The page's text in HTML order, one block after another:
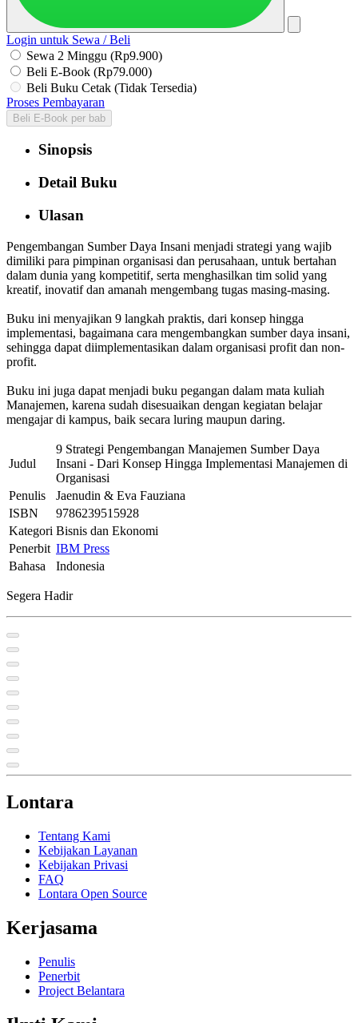
Login untuk Sewa / Beli
Sewa 2 Minggu (Rp9.900)
Beli E-Book (Rp79.000)
Beli Buku Cetak (Tidak Tersedia)
Proses Pembayaran
Beli E-Book per bab
Sinopsis
Detail Buku
Ulasan
Pengembangan Sumber Daya Insani menjadi strategi yang wajib
dimiliki para pimpinan organisasi dan perusahaan, untuk bertahan
dalam dunia yang kompetitif, serta menghasilkan tim solid yang
kreatif, inovatif dan amanah mengembang tugas masing-masing.
Buku ini menyajikan 9 langkah praktis, dari konsep hingga
implementasi, bagaimana cara mengembangkan sumber daya insani,
sehingga dapat diimplementasikan dalam organisasi profit dan non-
profit.
Buku ini juga dapat menjadi buku pegangan dalam mata kuliah
Manajemen, karena sudah disesuaikan dengan kegiatan belajar
mengajar di kampus, baik secara luring maupun daring.
Judul
9 Strategi Pengembangan Manajemen Sumber Daya
Insani - Dari Konsep Hingga Implementasi Manajemen di
Organisasi
Penulis
Jaenudin & Eva Fauziana
ISBN
9786239515928
Kategori Bisnis dan Ekonomi
Penerbit IBM Press
Bahasa
Indonesia
Segera Hadir
Lontara
Tentang Kami
Kebijakan Layanan
Kebijakan Privasi
FAQ
Lontara Open Source
Kerjasama
Penulis
Penerbit
Project Belantara